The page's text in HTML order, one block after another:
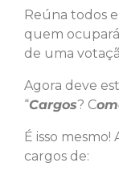
Reúna todos
quem
de uma
Agora deve
“Cargos? C
É isso
cargos de: